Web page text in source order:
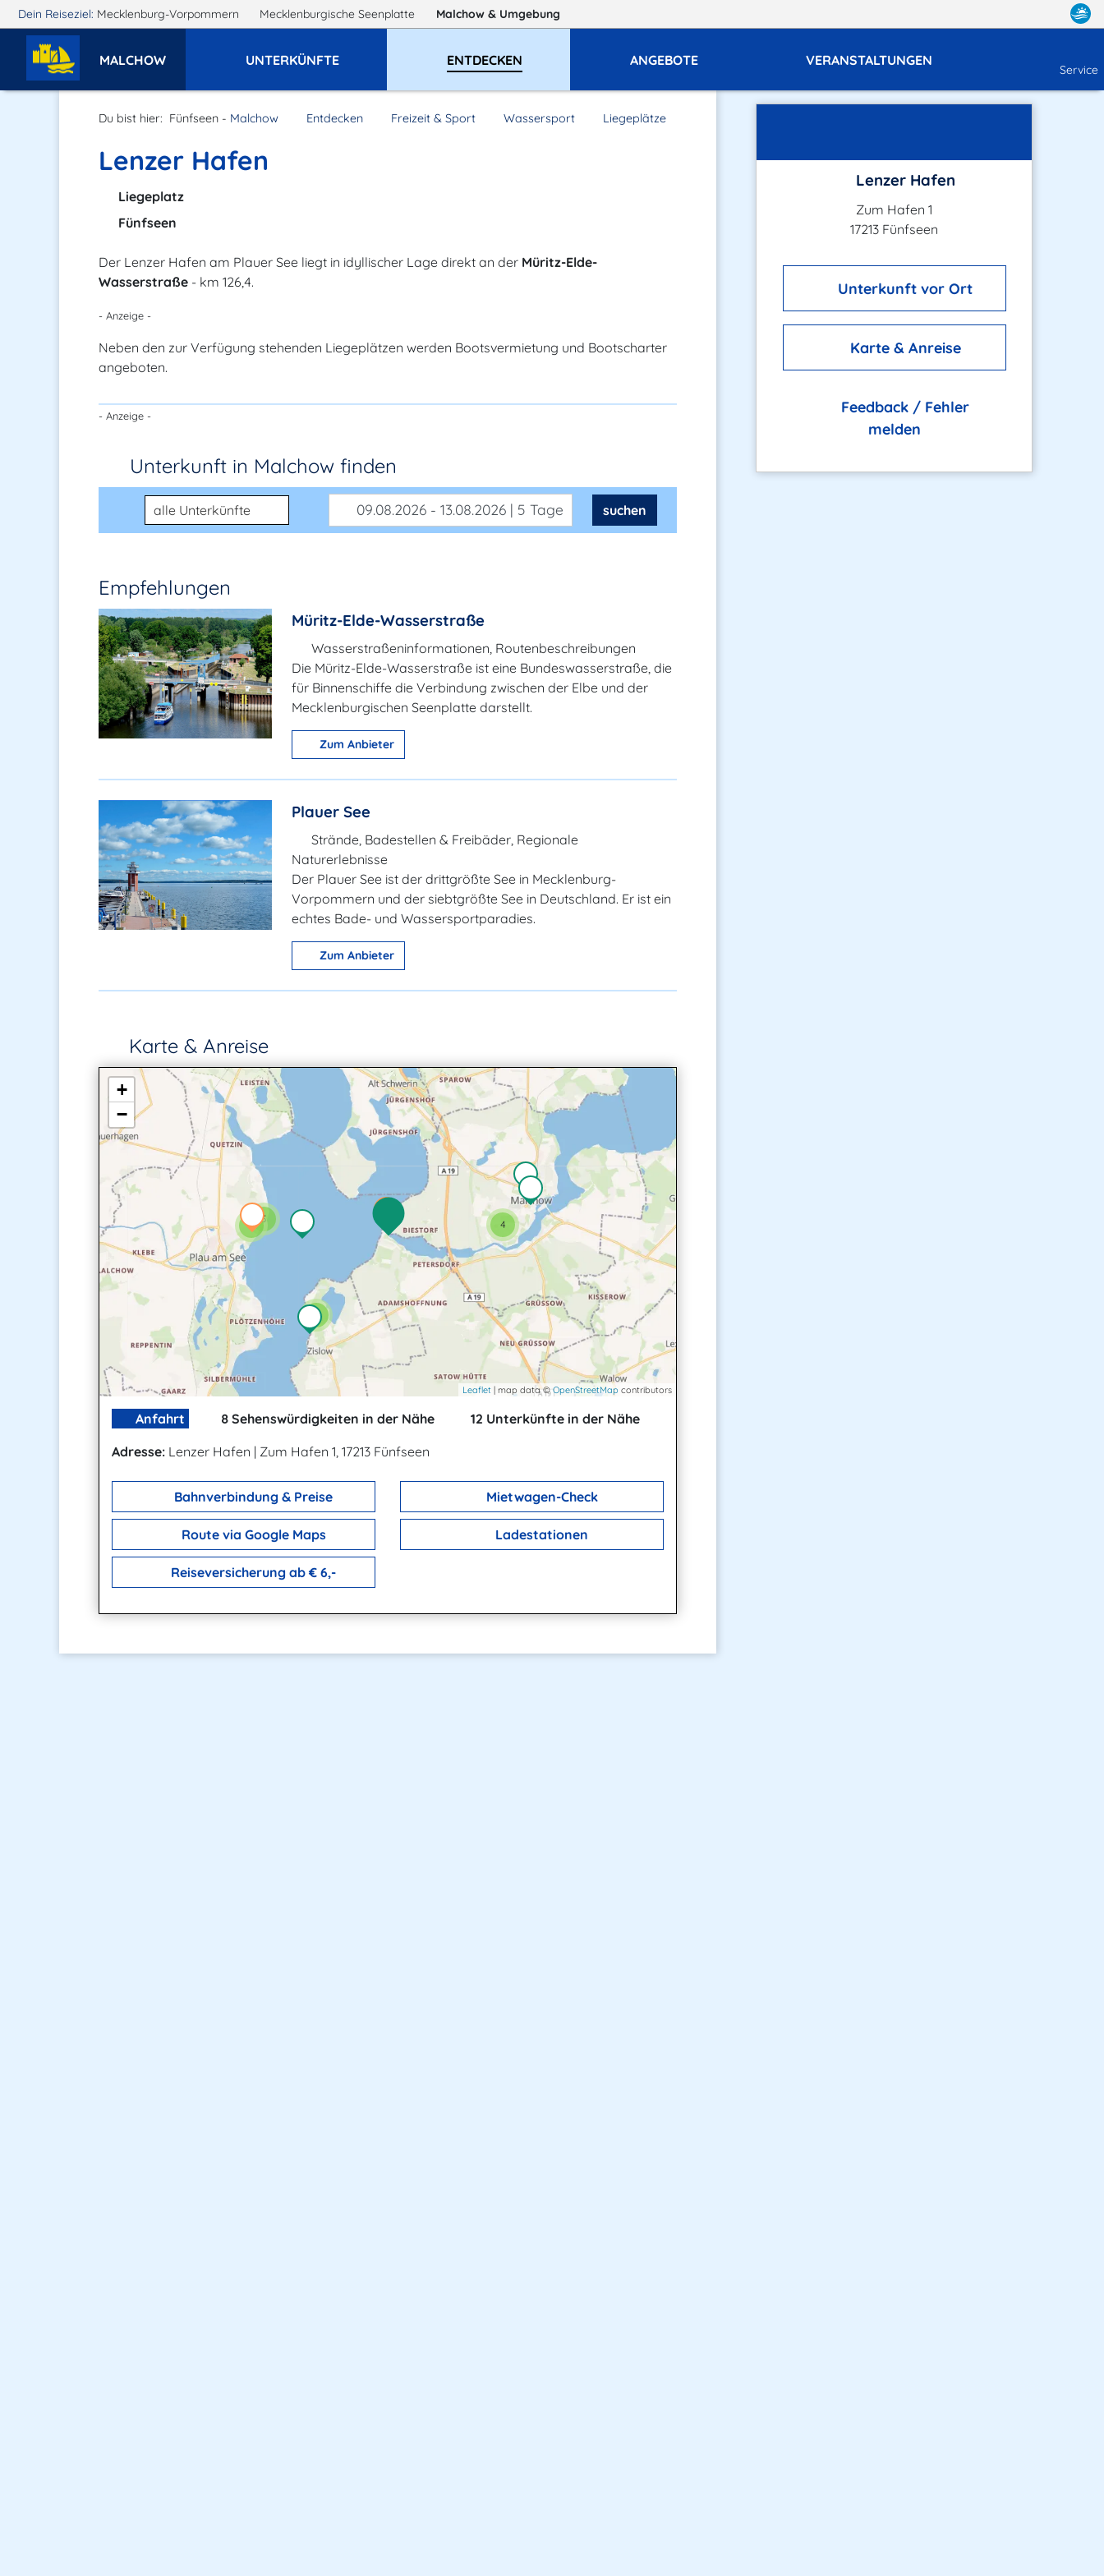
Dein Reiseziel: Mecklenburg-Vorpommern Mecklenburgische Seenplatte Malchow & Umgebung
MALCHOW UNTERKÜNFTE ENTDECKEN ANGEBOTE VERANSTALTUNGEN
Service
Du bist hier: Fünfseen - Malchow Entdecken Freizeit & Sport Wassersport Liegeplätze
Lenzer Hafen
Liegeplatz
Fünfseen
Der Lenzer Hafen am Plauer See liegt in idyllischer Lage direkt an der Müritz-Elde-
Wasserstraße - km 126,4.
- Anzeige -
Neben den zur Verfügung stehenden Liegeplätzen werden Bootsvermietung und Bootscharter
angeboten.
- Anzeige -
Unterkunft in Malchow finden
Unterkunftsart 09.08.2026 - 13.08.2026 | 5 Tage suchen
Empfehlungen
Müritz-Elde-Wasserstraße
Wasserstraßeninformationen, Routenbeschreibungen
Die Müritz-Elde-Wasserstraße ist eine Bundeswasserstraße, die
für Binnenschiffe die Verbindung zwischen der Elbe und der
Mecklenburgischen Seenplatte darstellt.
Zum Anbieter
Plauer See
Strände, Badestellen & Freibäder, Regionale
Naturerlebnisse
Der Plauer See ist der drittgrößte See in Mecklenburg-
Vorpommern und der siebtgrößte See in Deutschland. Er ist ein
echtes Bade- und Wassersportparadies.
Zum Anbieter
Karte & Anreise
4
5
3
2
+
−
Leaflet | map data ©OpenStreetMap contributors
Anfahrt 8 Sehenswürdigkeiten in der Nähe
12 Unterkünfte in der Nähe
Adresse: Lenzer Hafen | Zum Hafen 1, 17213 Fünfseen
Bahnverbindung & Preise Mietwagen-Check
Route via Google Maps Ladestationen
Reiseversicherung ab € 6,-
Lenzer Hafen
Zum Hafen 1
17213 Fünfseen
Unterkunft vor Ort
Karte & Anreise
Feedback / Fehler
melden